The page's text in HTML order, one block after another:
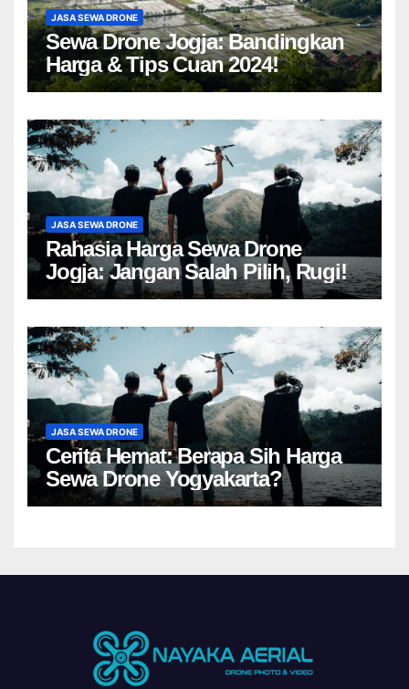
JASA SEWA DRONE
Sewa Drone Jogja: Bandingkan
Harga & Tips Cuan 2024!
JASA SEWA DRONE
Rahasia Harga Sewa Drone
Jogja: Jangan Salah Pilih, Rugi!
JASA SEWA DRONE
Cerita Hemat: Berapa Sih Harga
Sewa Drone Yogyakarta?